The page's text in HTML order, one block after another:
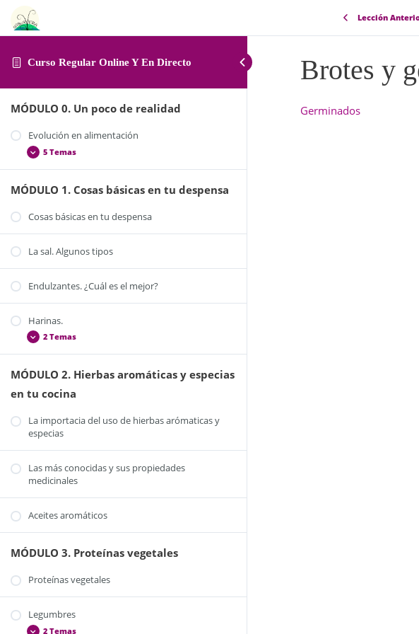
Curso Regular Online Y En Directo
MÓDULO 0. Un poco de realidad
Evolución en alimentación
5 Temas
La alimentación en la actualidad
Alimentos ecológicos y de comercio justo
Alimentos de temporada
¿Y yo, qué puedo hacer por mi alimentación?
MÓDULO 1. Cosas básicas en tu despensa
Cosas básicas en tu despensa
La sal. Algunos tipos
Endulzantes. ¿Cuál es el mejor?
Harinas.
2 Temas
Harina de garbanzos
Harina de algarroba
MÓDULO 2. Hierbas aromáticas y especias
en tu cocina
La importacia del uso de hierbas arómaticas y
especias
Las más conocidas y sus propiedades
medicinales
Aceites aromáticos
MÓDULO 3. Proteínas vegetales
Proteínas vegetales
Legumbres
2 Temas
Lección
Brotes y
Germinados